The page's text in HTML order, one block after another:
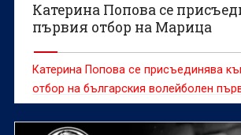
Катерина Попова се
първия отбор на Марица
Катерина Попова се присъединява
отбор на българския волейболен
жените Марица (Пловдив), съобщиха